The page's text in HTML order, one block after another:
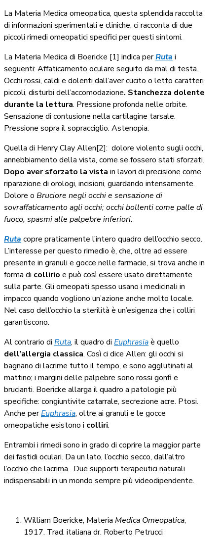
La Materia Medica omeopatica, questa splendida raccolta
di informazioni sperimentali e cliniche, ci racconta di due
piccoli rimedi omeopatici specifici per questi sintomi.
La Materia Medica di Boericke [1] indica perRuta i
seguenti: Affaticamento oculare seguito da mal di testa.
Occhi rossi, caldi e dolenti dall’aver cucito o letto caratteri
piccoli, disturbi dell’accomodazione. Stanchezza dolente
durante la lettura. Pressione profonda nelle orbite.
Sensazione di contusione nella cartilagine tarsale.
Pressione sopra il sopracciglio. Astenopia.
Quella di Henry Clay Allen[2]: dolore violento sugli occhi,
annebbiamento della vista, come se fossero stati sforzati.
Dopo aver sforzato la vista in lavori di precisione come
riparazione di orologi, incisioni, guardando intensamente.
Dolore o Bruciore negli occhi e sensazione di
sovraffaticamento agli occhi; occhi bollenti come palle di
fuoco, spasmi alle palpebre inferiori.
Ruta copre praticamente l’intero quadro dell’occhio secco.
L’interesse per questo rimedio è, che, oltre ad essere
presente in granuli e gocce nelle farmacie, si trova anche in
forma di collirio e può così essere usato direttamente
sulla parte. Gli omeopati spesso usano i medicinali in
impacco quando vogliono un’azione anche molto locale.
Nel caso dell’occhio la sterilità è un’esigenza che i colliri
garantiscono.
Al contrario di Ruta, il quadro di Euphrasiaè quello
dell’allergia classica. Così ci dice Allen: gli occhi si
bagnano di lacrime tutto il tempo, e sono agglutinati al
mattino; i margini delle palpebre sono rossi gonfi e
brucianti. Boericke allarga il quadro a patologie più
specifiche: congiuntivite catarrale, secrezione acre. Ptosi.
Anche perEuphrasia, oltre ai granuli e le gocce
omeopatiche esistono i colliri.
Entrambi i rimedi sono in grado di coprire la maggior parte
dei fastidi oculari. Da un lato, l’occhio secco, dall’altro
l’occhio che lacrima. Due supporti terapeutici naturali
indispensabili in un mondo sempre più videodipendente.
William Boericke, Materia Medica Omeopatica,
1917. Trad. italiana dr. Roberto Petrucci